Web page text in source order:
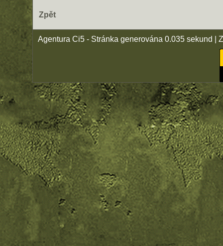
Zpět
Agentura Ci5 - Stránka generována 0.035 sekund |